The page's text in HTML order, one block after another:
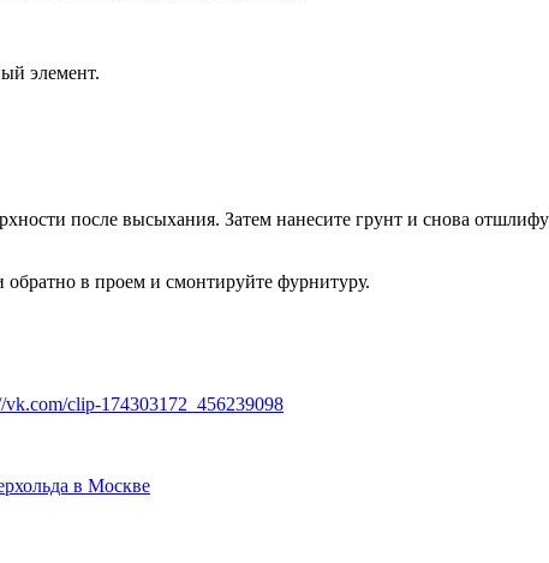
элемент.
после высыхания. Затем нанесите грунт и снова
в проем и смонтируйте фурнитуру.
vk.com/clip-174303172_456239098
в Москве